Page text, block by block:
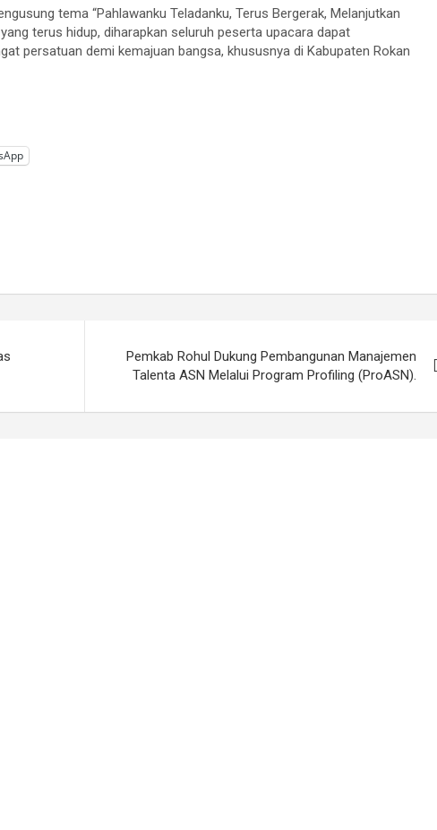
tema “Pahlawanku Teladanku, Terus Bergerak, Melanjutkan
terus hidup, diharapkan seluruh peserta upacara dapat
persatuan demi kemajuan bangsa, khususnya di Kabupaten Rokan
Pemkab Rohul Dukung Pembangunan Manajemen
Talenta ASN Melalui Program Profiling (ProASN).